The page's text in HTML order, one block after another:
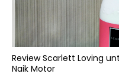
Review Scarlett Loving
Naik Motor